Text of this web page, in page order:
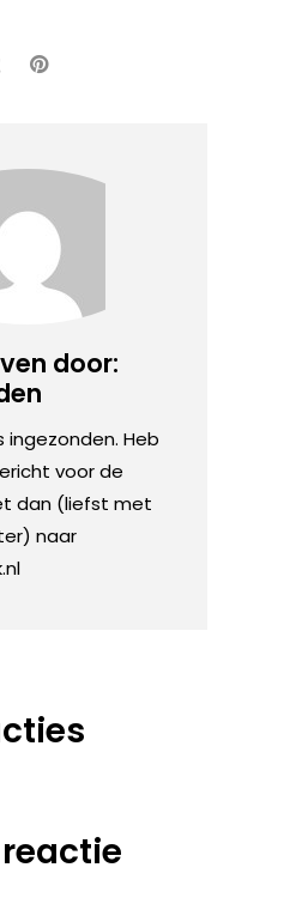
door:
ingezonden. Heb
voor de
dan (liefst met
naar